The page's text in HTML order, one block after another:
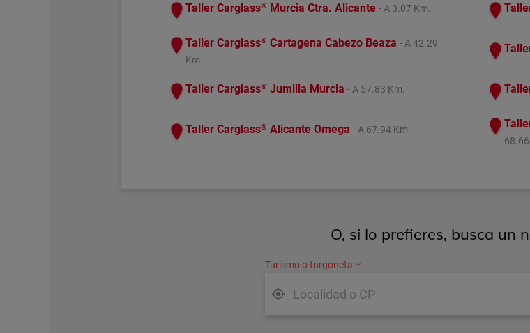
Taller Carglass® Murcia Ctra. Alicante - A 3.07 Km.
Taller Carglass® Cartagena Cabezo Beaza - A 42.29
Km.
Taller Carglass® Jumilla Murcia - A 57.83 Km.
Taller Carglass® Alicante Omega - A 67.94 Km.
68.66
O, si lo prefieres, busca un
Turismo o furgoneta